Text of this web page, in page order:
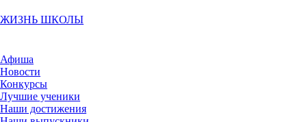
ЖИЗНЬ ШКОЛЫ
Афиша
Новости
Конкурсы
Лучшие ученики
Наши достижения